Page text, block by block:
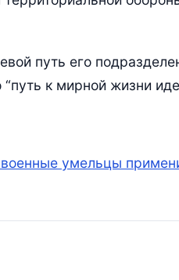
путь его
к мирной жизни
умельцы